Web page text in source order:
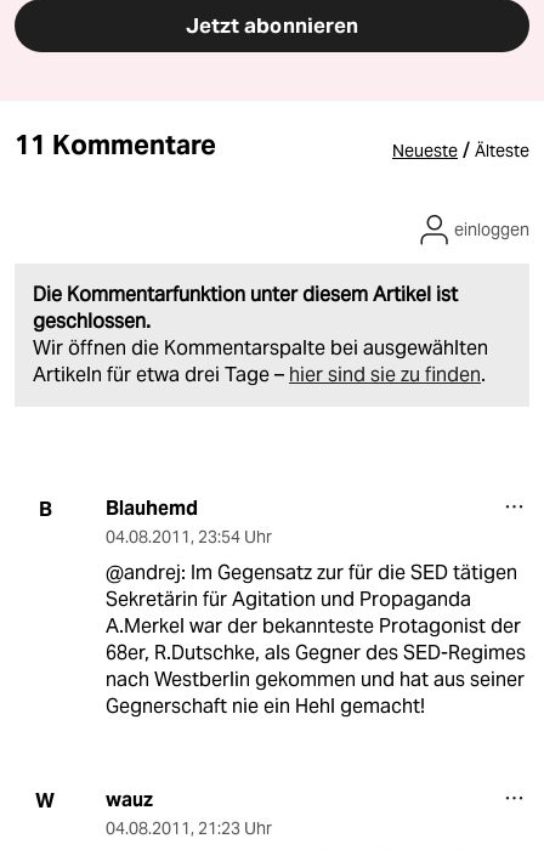
Jetzt abonnieren
11 Kommentare Neueste / Älteste
Die Kommentarfunktion unter diesem Artikel ist
geschlossen.
Wir öffnen die Kommentarspalte bei ausgewählten
Artikeln für etwa drei Tage – hier sind sie zu finden.
einloggen
B Blauhemd
04.08.2011, 23:54 Uhr
@andrej: Im Gegensatz zur für die SED tätigen
Sekretärin für Agitation und Propaganda
A.Merkel war der bekannteste Protagonist der
68er, R.Dutschke, als Gegner des SED-Regimes
nach Westberlin gekommen und hat aus seiner
Gegnerschaft nie ein Hehl gemacht!
W wauz
04.08.2011, 21:23 Uhr